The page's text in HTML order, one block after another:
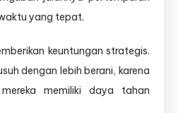
yang tepat.
keuntungan strategis.
dengan lebih berani, karena
memiliki daya tahan